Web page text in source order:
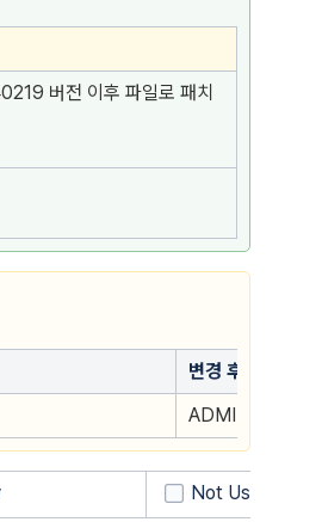
버전 이후 파일로 패치
변경 후
ADMIN 로그인
Not Use